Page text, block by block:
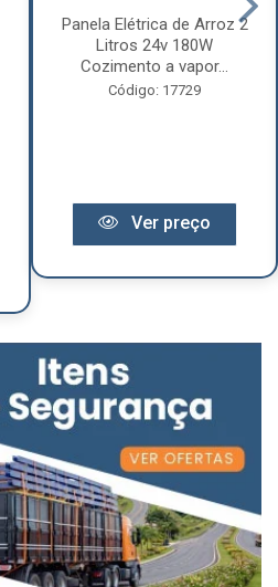
Panela Elétrica de Arroz 2
Litros 24v 180W
Cozimento a vapor...
Código: 17729
Ver preço